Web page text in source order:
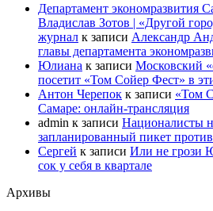
Департамент экономразвития
Владислав Зотов | «Другой
журнал к записи Александр
главы департамента
Юлиана к записи Московский
посетит «Том Сойер Фест» в
Антон Черепок к записи «Том
Самаре: онлайн-трансляция
admin к записи Националисты
запланированный пикет
Сергей к записи Или не грози
сок у себя в квартале
Архивы